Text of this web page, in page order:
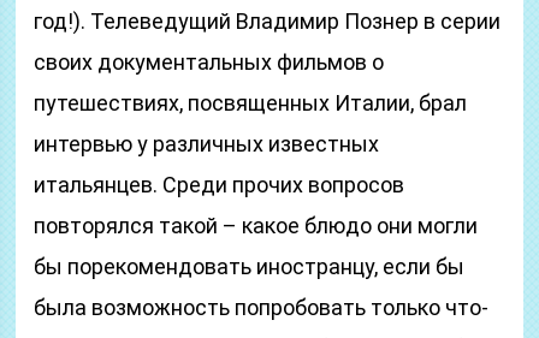
год!). Телеведущий Владимир Познер в серии
своих документальных фильмов о
путешествиях, посвященных Италии, брал
интервью у различных известных
итальянцев. Среди прочих вопросов
повторялся такой – какое блюдо они могли
бы порекомендовать иностранцу, если бы
была возможность попробовать только что-